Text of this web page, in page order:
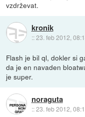
vzdrževat.
kronik
::23. feb 2012,
Flash je bil ql, dokler si
da je en navaden
je super.
noraguta
::23. feb 2012,